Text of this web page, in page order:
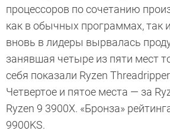
процессоров по сочетанию
как в обычных программах, так
вновь в лидеры вырвалась
занявшая четыре из пяти мест
себя показали Ryzen
Четвертое и пятое места — за
Ryzen 9 3900X. «Бронза»
9900KS.